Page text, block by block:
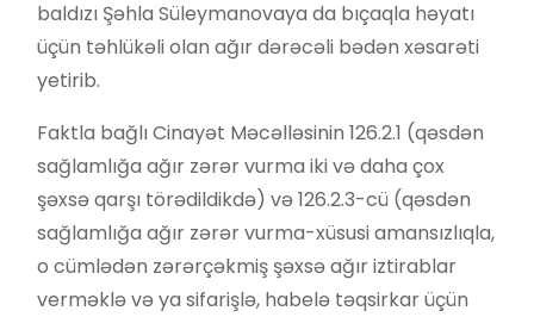
baldızı Şəhla Süleymanovaya da bıçaqla həyatı
üçün təhlükəli olan ağır dərəcəli bədən xəsarəti
yetirib.
Faktla bağlı Cinayət Məcəlləsinin 126.2.1 (qəsdən
sağlamlığa ağır zərər vurma iki və daha çox
şəxsə qarşı törədildikdə) və 126.2.3-cü (qəsdən
sağlamlığa ağır zərər vurma-xüsusi amansızlıqla,
o cümlədən zərərçəkmiş şəxsə ağır iztirablar
verməklə və ya sifarişlə, habelə təqsirkar üçün